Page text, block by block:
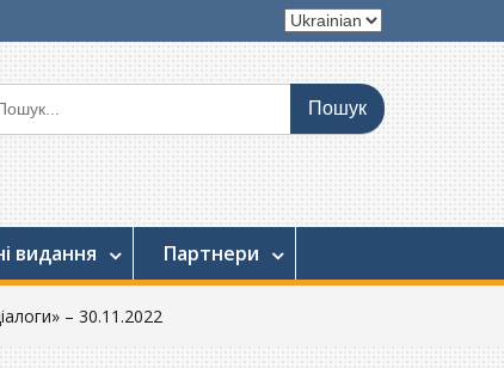
Вибрати
мову
видання Партнери
– 30.11.2022